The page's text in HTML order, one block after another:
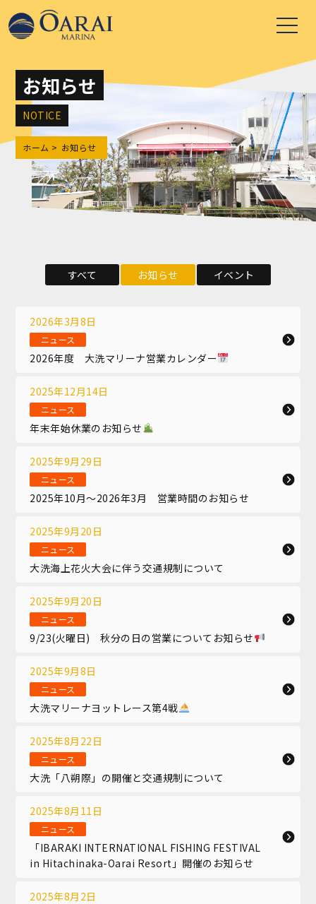
お知らせ
NOTICE
ホーム お知らせ
すべて お知らせ イベント
2026年3月8日
ニュース
2026年度 大洗マリーナ営業カレンダー
2025年12月14日
ニュース
年末年始休業のお知らせ
2025年9月29日
ニュース
2025年10月～2026年3月 営業時間のお知らせ
2025年9月20日
ニュース
大洗海上花火大会に伴う交通規制について
2025年9月20日
ニュース
9/23(火曜日) 秋分の日の営業についてお知らせ
2025年9月8日
ニュース
大洗マリーナヨットレース第4戦
2025年8月22日
ニュース
大洗「八朔際」の開催と交通規制について
2025年8月11日
ニュース
「IBARAKI INTERNATIONAL FISHING FESTIVAL
in Hitachinaka-Oarai Resort」開催のお知らせ
2025年8月2日